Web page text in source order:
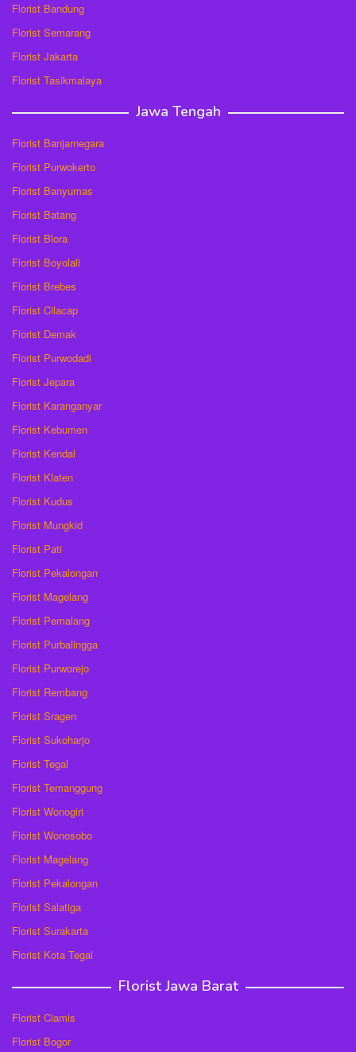
Florist Bandung
Florist Semarang
Florist Jakarta
Florist Tasikmalaya
Jawa Tengah
Florist Banjarnegara
Florist Purwokerto
Florist Banyumas
Florist Batang
Florist Blora
Florist Boyolali
Florist Brebes
Florist Cilacap
Florist Demak
Florist Purwodadi
Florist Jepara
Florist Karanganyar
Florist Kebumen
Florist Kendal
Florist Klaten
Florist Kudus
Florist Mungkid
Florist Pati
Florist Pekalongan
Florist Magelang
Florist Pemalang
Florist Purbalingga
Florist Purworejo
Florist Rembang
Florist Sragen
Florist Sukoharjo
Florist Tegal
Florist Temanggung
Florist Wonogiri
Florist Wonosobo
Florist Magelang
Florist Pekalongan
Florist Salatiga
Florist Surakarta
Florist Kota Tegal
Florist Jawa Barat
Florist Ciamis
Florist Bogor